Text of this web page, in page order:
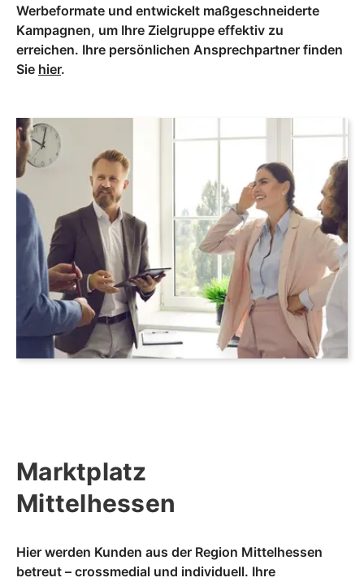
Werbeformate und entwickelt maßgeschneiderte
Kampagnen, um Ihre Zielgruppe effektiv zu
erreichen. Ihre persönlichen Ansprechpartner finden
Sie hier.
Marktplatz
Mittelhessen
Hier werden Kunden aus der Region Mittelhessen
betreut – crossmedial und individuell. Ihre